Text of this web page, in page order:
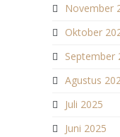
November
Oktober
September
Agustus
Juli 2025
Juni 2025